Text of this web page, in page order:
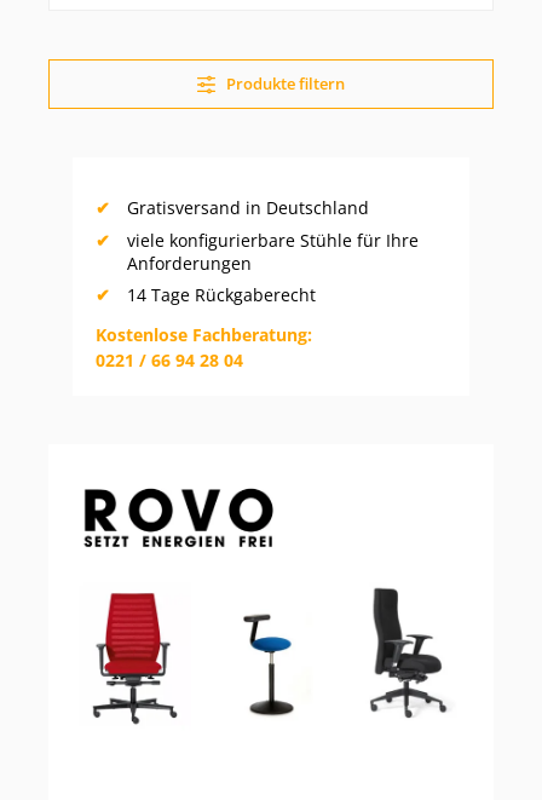
Produkte filtern
Gratisversand in Deutschland
viele konfigurierbare Stühle für Ihre
Anforderungen
14 Tage Rückgaberecht
Kostenlose Fachberatung:
0221 / 66 94 28 04